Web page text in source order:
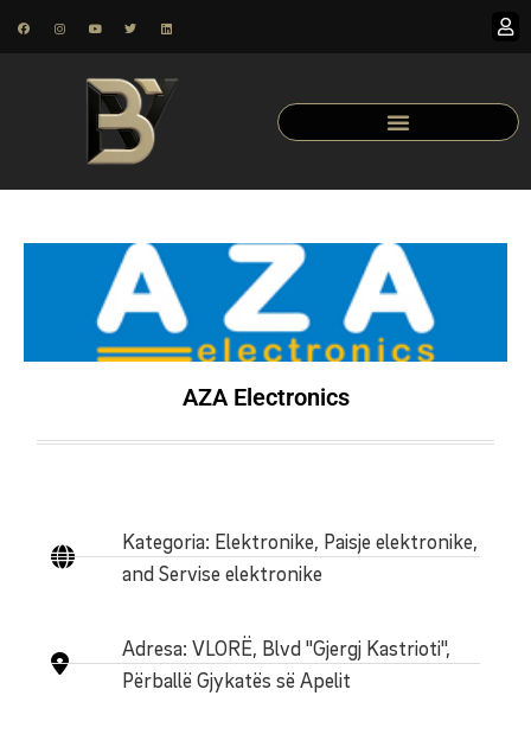
AZA Electronics
Kategoria: Elektronike, Paisje elektronike,
and Servise elektronike
Adresa: VLORË, Blvd "Gjergj Kastrioti",
Përballë Gjykatës së Apelit